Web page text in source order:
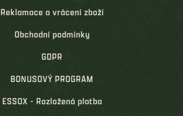
Reklamace a vrácení zboží
Obchodní podmínky
GDPR
BONUSOVÝ PROGRAM
ESSOX - Rozložená platba